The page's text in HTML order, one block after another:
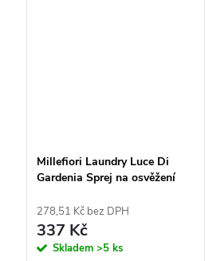
Millefiori Laundry Luce Di
Gardenia Sprej na osvěžení
278,51 Kč bez DPH
337 Kč
Skladem >5 ks